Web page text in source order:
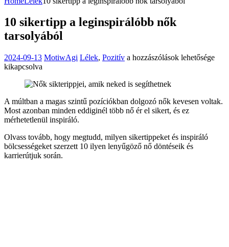
10 sikertipp a leginspirálóbb nők
tarsolyából
2024-09-13 MotiwAgi Lélek, Pozitív 10
leginspirálóbb
tarsolyából
bejegyzéshez
a hozzászólások lehetősége
kikapcsolva
A múltban a magas szintű pozíciókban dolgozó nők kevesen voltak.
Most azonban minden eddiginél több nő ér el sikert, és ez
mérhetetlenül inspiráló.
Olvass tovább, hogy megtudd, milyen sikertippeket és inspiráló
bölcsességeket szerzett 10 ilyen lenyűgöző nő döntéseik és
karrierútjuk során.